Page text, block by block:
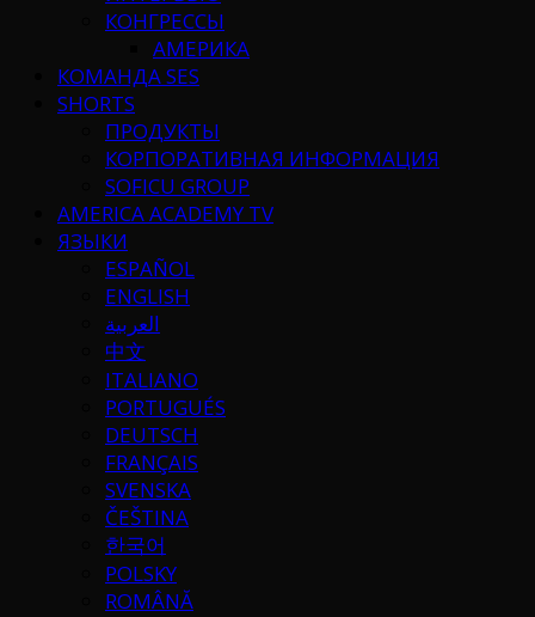
КОНГРЕССЫ
АМЕРИКА
КОМАНДА SES
SHORTS
ПРОДУКТЫ
КОРПОРАТИВНАЯ ИНФОРМАЦИЯ
SOFICU GROUP
AMERICA ACADEMY TV
ЯЗЫКИ
ESPAÑOL
ENGLISH
العربية
中文
ITALIANO
PORTUGUÉS
DEUTSCH
FRANÇAIS
SVENSKA
ČEŠTINA
한국어
POLSKY
ROMÂNĂ